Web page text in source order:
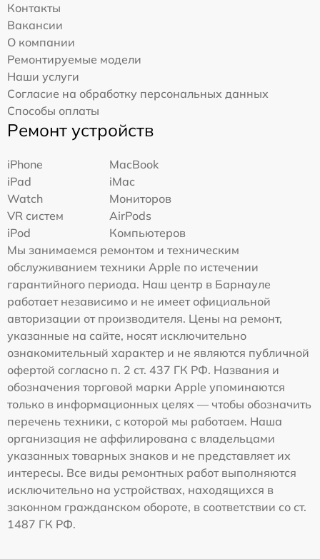
Контакты
Вакансии
О компании
Ремонтируемые модели
Наши услуги
Согласие на обработку персональных данных
Способы оплаты
Ремонт устройств
iPhone
MacBook
iPad
iMac
Watch
Мониторов
VR систем
AirPods
iPod
Компьютеров
Мы занимаемся ремонтом и техническим
обслуживанием техники Apple по истечении
гарантийного периода. Наш центр в Барнауле
работает независимо и не имеет официальной
авторизации от производителя. Цены на ремонт,
указанные на сайте, носят исключительно
ознакомительный характер и не являются публичной
офертой согласно п. 2 ст. 437 ГК РФ. Названия и
обозначения торговой марки Apple упоминаются
только в информационных целях — чтобы обозначить
перечень техники, с которой мы работаем. Наша
организация не аффилирована с владельцами
указанных товарных знаков и не представляет их
интересы. Все виды ремонтных работ выполняются
исключительно на устройствах, находящихся в
законном гражданском обороте, в соответствии со ст.
1487 ГК РФ.